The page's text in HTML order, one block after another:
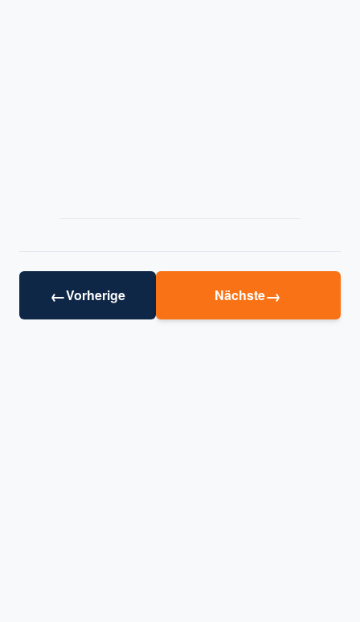
←Vorherige Nächste→